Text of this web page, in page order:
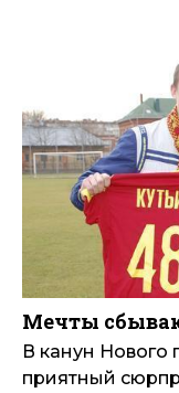
Мечты
В канун Нового
приятный